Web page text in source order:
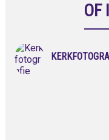
OF